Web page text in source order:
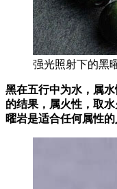
强光照射下的黑
黑在五行中为水，属
的结果，属火性，取
曜岩是适合任何属性的